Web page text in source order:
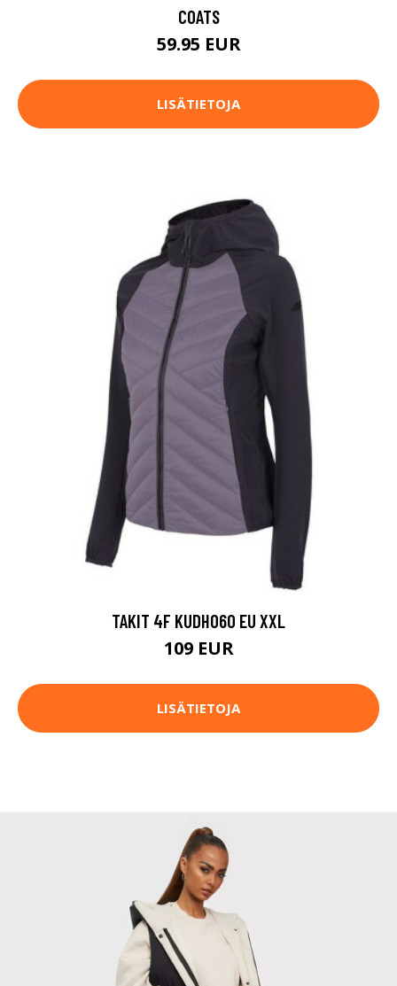
COATS
59.95 EUR
LISÄTIETOJA
TAKIT 4F KUDH060 EU XXL
109 EUR
LISÄTIETOJA